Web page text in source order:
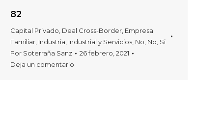
82
Capital Privado Deal Cross-Border Empresa
Familiar Industria Industrial y Servicios No No Si
Por Soterraña Sanz
26 febrero, 2021
Deja un comentario